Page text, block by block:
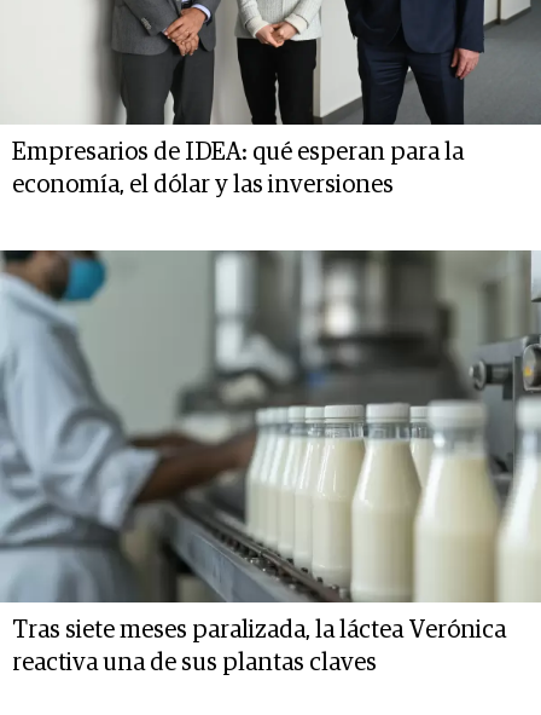
Empresarios de IDEA: qué esperan para la
economía, el dólar y las inversiones
Tras siete meses paralizada, la láctea Verónica
reactiva una de sus plantas claves